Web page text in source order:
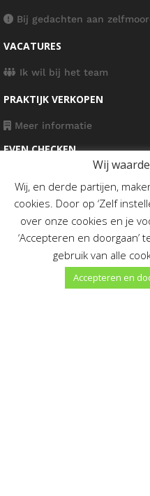
Bij gedachten aan
VACATURES
Ik wil bij het team
PRAKTIJK VERKOPEN
Meer informatie
EVEN CHECKEN
Algemene voorwaarden
Familie- en naastenbeleid
Kwaliteitsstatuut
Privacyverklaring
Professioneel statuut
Wij
Wij, en derde partijen,
cookies. Door op ‘Zelf
over onze cookies en je
‘Accepteren en doorgaan’
gebruik van alle
Accepteren en